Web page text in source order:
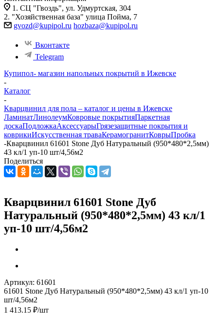
1. СЦ "Гвоздь", ул. Удмуртская, 304
2. "Хозяйственная база" улица Пойма, 7
gvozd@kupipol.ru hozbaza@kupipol.ru
Вконтакте
Telegram
Купипол- магазин напольных покрытий в Ижевске
-
Каталог
-
Кварцвинил для пола – каталог и цены в Ижевске
ЛаминатЛинолеумКовровые покрытияПаркетная
доскаПодложкаАксессуарыГрязезащитные покрытия и
коврикиИскусственная траваКерамогранитКоврыПробка
-Кварцвинил 61601 Stone Дуб Натуральный (950*480*2,5мм)
43 кл/1 уп-10 шт/4,56м2
Поделиться
Кварцвинил 61601 Stone Дуб
Натуральный (950*480*2,5мм) 43 кл/1
уп-10 шт/4,56м2
Артикул: 61601
61601 Stone Дуб Натуральный (950*480*2,5мм) 43 кл/1 уп-10
шт/4,56м2
1 413.15 ₽/шт